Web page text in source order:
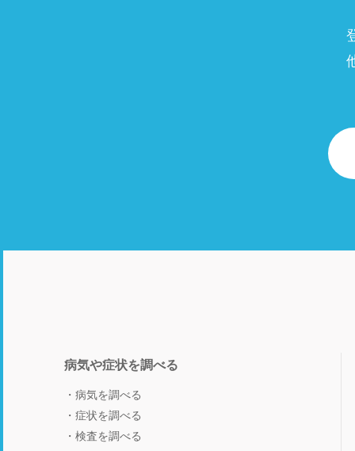
病気や症状を調べる
病気を調べる
症状を調べる
検査を調べる